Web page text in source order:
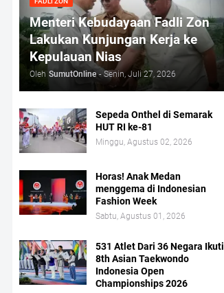
Menteri Kebudayaan Fadli Zon
Lakukan Kunjungan Kerja ke
Kepulauan Nias
Oleh SumutOnline - Senin, Juli 27, 2026
Sepeda Onthel di Semarak
HUT RI ke-81
Minggu, Agustus 02, 2026
Horas! Anak Medan
menggema di Indonesian
Fashion Week
Sabtu, Agustus 01, 2026
531 Atlet Dari 36 Negara Ikuti
8th Asian Taekwondo
Indonesia Open
Championships 2026